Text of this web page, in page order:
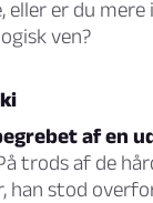
eller er du mere
ven?
af en
trods af de
han stod